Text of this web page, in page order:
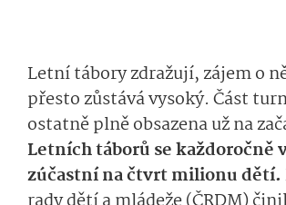
Letní tábory zdražují, zájem o
přesto zůstává vysoký. Část
ostatně plně obsazena už na
Letních táborů se každoročně
zúčastní na čtvrt milionu dětí.